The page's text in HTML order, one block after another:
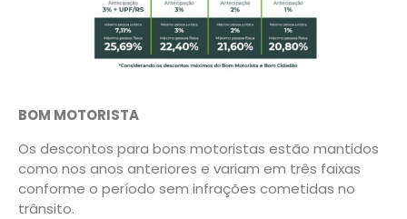
BOM MOTORISTA
Os descontos para bons motoristas estão mantidos
como nos anos anteriores e variam em três faixas
conforme o período sem infrações cometidas no
trânsito.